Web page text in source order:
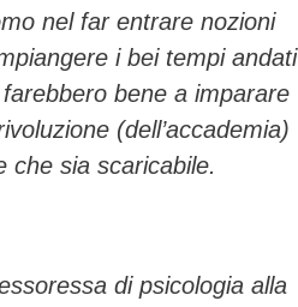
nel far entrare nozioni
i bei tempi andati
bene a imparare
(dell’accademia)
che sia scaricabile.
di psicologia alla